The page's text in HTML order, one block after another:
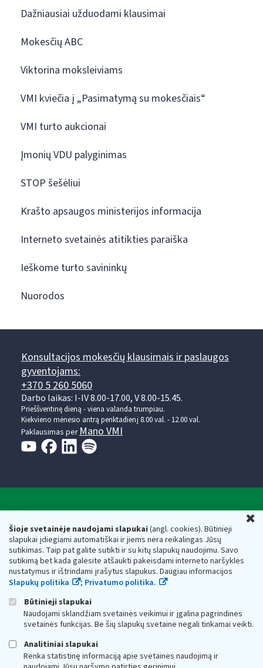
Šioje svetainėje naudojami slapukai(angl. cookies). Būtinieji
slapukai įdiegiami automatiškai ir jiems nėra reikalingas Jūsų
sutikimas. Taip pat galite sutikti ir su kitų slapukų naudojimu. Savo
sutikimą bet kada galėsite atšaukti pakeisdami interneto naršyklės
nustatymus ir ištrindami įrašytus slapukus. Daugiau informacijos
Slapukų politika
; Privatumo politika.
Būtinieji slapukai
Naudojami sklandžiam svetainės veikimui ir įgalina pagrindines
svetainės funkcijas. Be šių slapukų svetainė negali tinkamai veikti.
Analitiniai slapukai
Renka statistinę informaciją apie svetainės naudojimą ir
Dažniausiai užduodami klausimai
Mokesčių ABC
Viktorina moksleiviams
VMI kviečia į „Pasimatymą su mokesčiais“
VMI turto aukcionai
Įmonių VDU palyginimas
STOP šešėliui
Krašto apsaugos ministerijos informacija
Interneto svetainės atitikties paraiška
Ieškome turto savininkų
Nuorodos
Konsultacijos mokesčių klausimais ir paslaugos
gyventojams:
+370 5 260 5060
Darbo laikas: I-IV 8.00-17.00, V 8.00-15.45.
Prieššventinę dieną - viena valanda trumpiau.
Kiekvieno mėnesio antrą penktadienį 8.00 val. - 12.00 val.
Paklausimas per Mano VMI
Respublikos finansų ministerijos
Biudžetinė įstaiga. Juridinio asmens kodas — 188659752,
adresas: Vasario 16-osios g. 14, 01107 Vilnius, Lietuva, el.paštas:
vmi@vmi.lt, E. pristatymo dėžutės adresas 188659752
Duomenys apie Valstybinę mokesčių inspekciją prie Lietuvos
Respublikos finansų ministerijos kaupiami ir saugomi Juridinių